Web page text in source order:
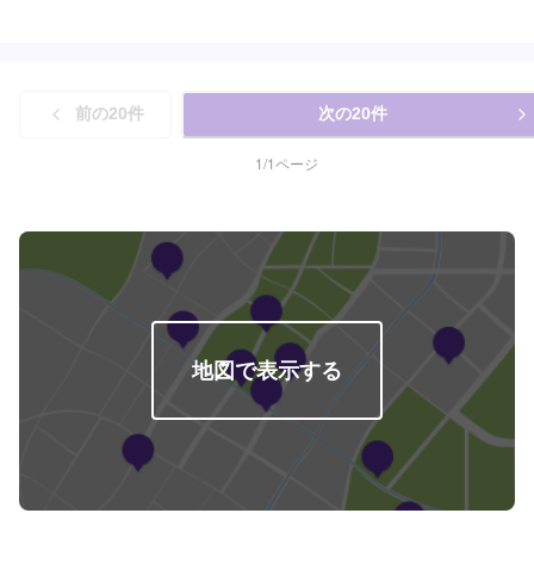
り・早い納期をお約束！安心の技術力(2)仕上がりを左右する整った整備施
設！(3)ワンオーナー永久保証制度!充実のアフターフォローサービス<代車に
ついて>代車をご用意しています。お車の作業中は代車をご利用ください。※
代車の燃料代はお客様にご負担いただいております。※状況により貸し出しで
前の20件 次の20件
1/1ページ
地図で表示する